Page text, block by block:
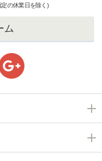
の休業日を除く)
ム